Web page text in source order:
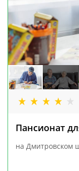
Пансионат
на Дмитровском